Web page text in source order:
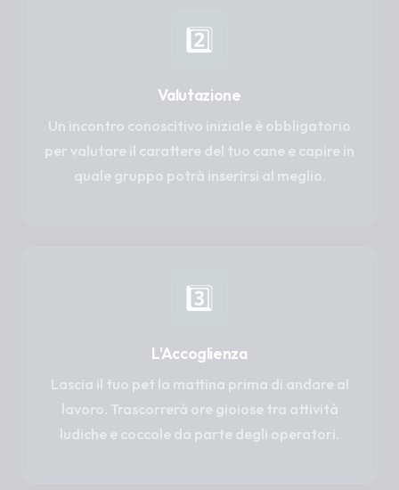
2️⃣
Valutazione
Un incontro conoscitivo iniziale è obbligatorio
per valutare il carattere del tuo cane e capire in
quale gruppo potrà inserirsi al meglio.
3️⃣
L'Accoglienza
Lascia il tuo pet la mattina prima di andare al
lavoro. Trascorrerà ore gioiose tra attività
ludiche e coccole da parte degli operatori.